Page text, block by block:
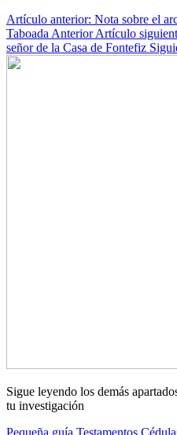
Artículo anterior: Nota sobre el
Taboada Anterior Artículo
señor de la Casa de Fontefiz
Sigue leyendo los demás
tu investigación
Pequeña guía Testamentos